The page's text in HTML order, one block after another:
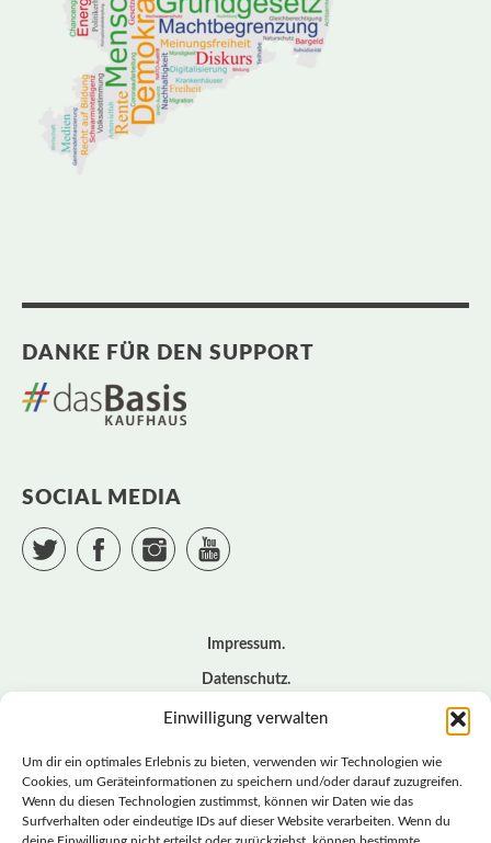
Einwilligung verwalten
Um dir ein optimales Erlebnis zu bieten, verwenden wir Technologien wie
Cookies, um Geräteinformationen zu speichern und/oder darauf zuzugreifen.
Wenn du diesen Technologien zustimmst, können wir Daten wie das
Surfverhalten oder eindeutige IDs auf dieser Website verarbeiten. Wenn du
DANKE FÜR DEN SUPPORT
SOCIAL MEDIA
Twitter Facebook Instagram
Impressum
Datenschutz
Cookie – Richtlinie (EU)
© BASISDEMOKRATISCHE PARTEI DEUTSCHLAND *
LANDESVERBAND SACHSEN